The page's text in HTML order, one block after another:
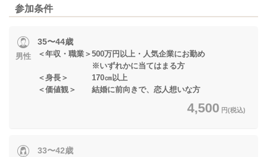
参加条件
男性
35〜44歳
＜年収・職業＞500万円以上・人気企業にお勤め
※いずれかに当てはまる方
＜身長＞ 170㎝以上
＜価値観＞ 結婚に前向きで、恋人想いな方
4,500 円(税込)
33〜42歳